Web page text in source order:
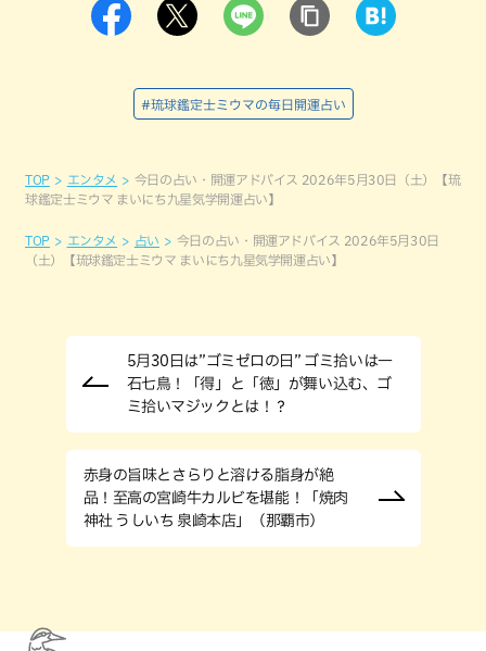
#琉球鑑定士ミウマの毎日開運占い
TOP エンタメ
今日の占い・開運アドバイス 2026年5月30日（土）【琉
球鑑定士ミウマ まいにち九星気学開運占い】
TOP エンタメ 占い
今日の占い・開運アドバイス 2026年5月30日
（土）【琉球鑑定士ミウマ まいにち九星気学開運占い】
5月30日は”ゴミゼロの日” ゴミ拾いは一
石七鳥！「得」と「徳」が舞い込む、ゴ
ミ拾いマジックとは！？
赤身の旨味とさらりと溶ける脂身が絶
品！至高の宮崎牛カルビを堪能！「焼肉
神社 うしいち 泉崎本店」（那覇市）